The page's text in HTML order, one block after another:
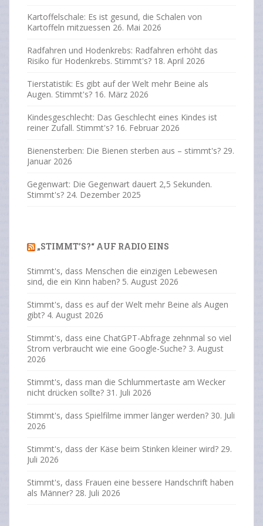
Kartoffelschale: Es ist gesund, die Schalen von
Kartoffeln mitzuessen 26. Mai 2026
Radfahren und Hodenkrebs: Radfahren erhöht das
Risiko für Hodenkrebs. Stimmt's? 18. April 2026
Tierstatistik: Es gibt auf der Welt mehr Beine als
Augen. Stimmt's? 16. März 2026
Kindesgeschlecht: Das Geschlecht eines Kindes ist
reiner Zufall. Stimmt's? 16. Februar 2026
Bienensterben: Die Bienen sterben aus – stimmt's? 29.
Januar 2026
Gegenwart: Die Gegenwart dauert 2,5 Sekunden.
Stimmt's? 24. Dezember 2025
„STIMMT’S?“ AUF RADIO EINS
Stimmt's, dass Menschen die einzigen Lebewesen
sind, die ein Kinn haben? 5. August 2026
Stimmt's, dass es auf der Welt mehr Beine als Augen
gibt? 4. August 2026
Stimmt's, dass eine ChatGPT-Abfrage zehnmal so viel
Strom verbraucht wie eine Google-Suche? 3. August
2026
Stimmt's, dass man die Schlummertaste am Wecker
nicht drücken sollte? 31. Juli 2026
Stimmt's, dass Spielfilme immer länger werden? 30. Juli
2026
Stimmt's, dass der Käse beim Stinken kleiner wird? 29.
Juli 2026
Stimmt's, dass Frauen eine bessere Handschrift haben
als Männer? 28. Juli 2026